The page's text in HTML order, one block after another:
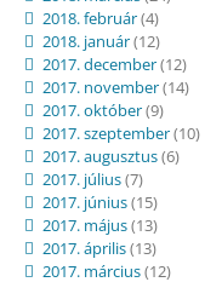
2018. február(4)
2018. január(12)
2017. december(12)
2017. november(14)
2017. október(9)
2017. szeptember(10)
2017. augusztus(6)
2017. július(7)
2017. június(15)
2017. május(13)
2017. április(13)
2017. március(12)